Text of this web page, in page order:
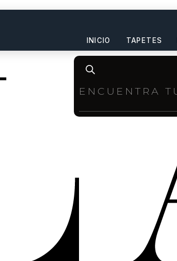
INICIO TAPETES
Products
search